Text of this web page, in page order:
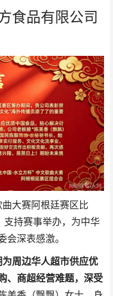
食品有限公司
大赛阿根廷赛区比
支持赛事举办，为中华
深表感激。
周边华人超市供应优
、商超经营难题，深受